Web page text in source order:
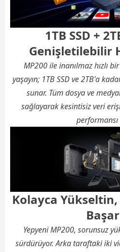
1TB SSD +
Genişletilebilir
MP200 ile inanılmaz hızlı
yaşayın; 1TB SSD ve 2TB'a
sunar. Tüm dosya ve
sağlayarak kesintisiz veri
performansı
Kolayca Yükseltin,
Yepyeni MP200, sorunsuz
sürdürüyor. Arka taraftaki iki